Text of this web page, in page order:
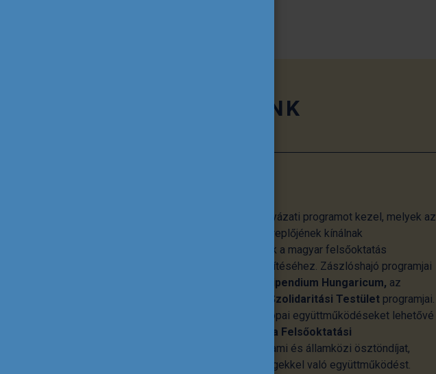
TEVÉKENYSÉGÜNK
A Tempus Közalapítvány számos pályázati programot kezel, melyek az
oktatás és képzés minden hazai szereplőjének kínálnak
lehetőségeket, emellett hozzájárulnak a magyar felsőoktatás
nemzetközi beágyazottságának erősítéséhez. Zászlóshajó programjai
Stipendium Hungaricum, az
Európai Szolidaritási Testület programjai.
Ezek mellett koordinálja a közép-európai együttműködéseket lehetővé
Diaszpóra Felsőoktatási
és számos állami és államközi ösztöndíjat,
valamint határon túli magyar közösségekkel való együttműködést.